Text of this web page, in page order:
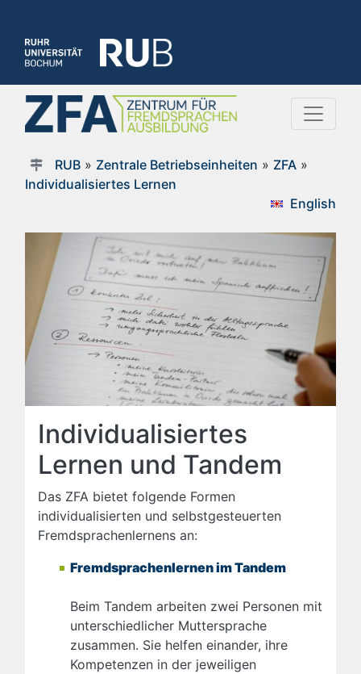
RUB» Zentrale Betriebseinheiten » ZFA»
Individualisiertes Lernen
English
Individualisiertes
Lernen und Tandem
Das ZFA bietet folgende Formen
individualisierten und selbstgesteuerten
Fremdsprachenlernens an:
Fremdsprachenlernen im Tandem
Beim Tandem arbeiten zwei Personen mit
unterschiedlicher Muttersprache
zusammen. Sie helfen einander, ihre
Kompetenzen in der jeweiligen